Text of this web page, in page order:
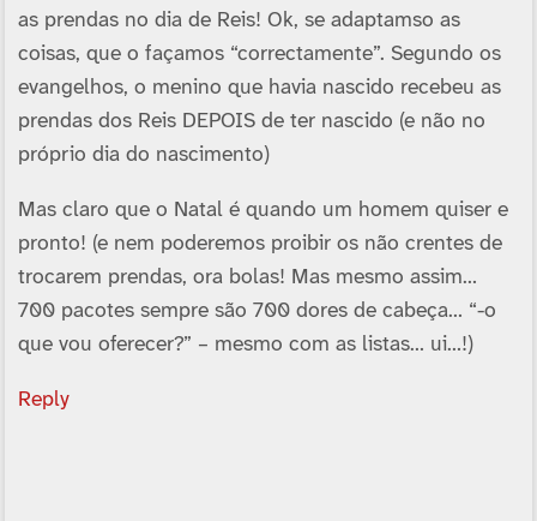
as prendas no dia de Reis! Ok, se adaptamso as
coisas, que o façamos “correctamente”. Segundo os
evangelhos, o menino que havia nascido recebeu as
prendas dos Reis DEPOIS de ter nascido (e não no
próprio dia do nascimento)
Mas claro que o Natal é quando um homem quiser e
pronto! (e nem poderemos proibir os não crentes de
trocarem prendas, ora bolas! Mas mesmo assim…
700 pacotes sempre são 700 dores de cabeça… “-o
que vou oferecer?” – mesmo com as listas… ui…!)
Reply